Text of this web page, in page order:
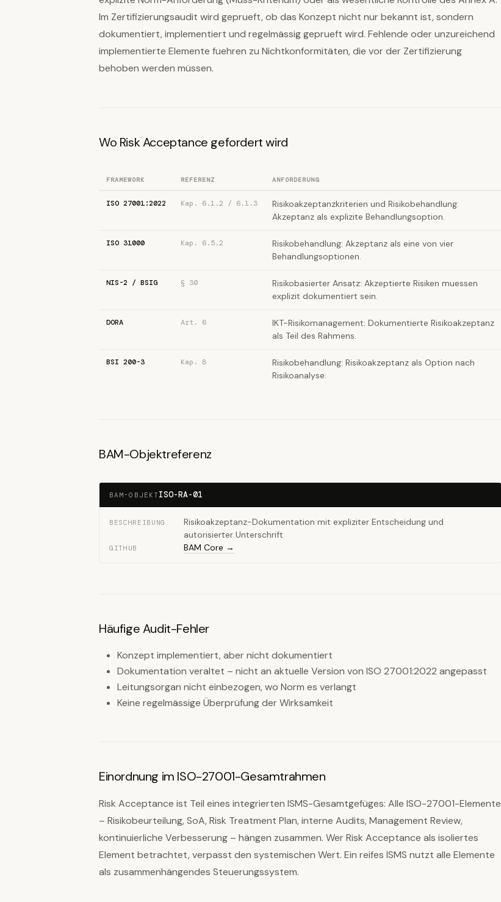
Im Zertifizierungsaudit wird geprueft, ob das Konzept nicht nur bekannt ist, sondern
dokumentiert, implementiert und regelmässig geprueft wird. Fehlende oder unzureichend
implementierte Elemente fuehren zu Nichtkonformitäten, die vor der Zertifizierung
behoben werden müssen.
Wo Risk Acceptance gefordert wird
FRAMEWORK REFERENZ ANFORDERUNG
ISO 27001:2022 Kap. 6.1.2 / 6.1.3
Risikoakzeptanzkriterien und Risikobehandlung:
Akzeptanz als explizite Behandlungsoption.
ISO 31000 Kap. 6.5.2
Risikobehandlung: Akzeptanz als eine von vier
Behandlungsoptionen.
NIS-2 / BSIG § 30
Risikobasierter Ansatz: Akzeptierte Risiken muessen
explizit dokumentiert sein.
DORA Art. 6
IKT-Risikomanagement: Dokumentierte Risikoakzeptanz
als Teil des Rahmens.
BSI 200-3 Kap. 8
Risikobehandlung: Risikoakzeptanz als Option nach
Risikoanalyse.
BAM-Objektreferenz
BAM-OBJEKT ISO-RA-01
BESCHREIBUNG
Risikoakzeptanz-Dokumentation mit expliziter Entscheidung und
autorisierter Unterschrift
GITHUB BAM Core →
Häufige Audit-Fehler
Konzept implementiert, aber nicht dokumentiert
Dokumentation veraltet – nicht an aktuelle Version von ISO 27001:2022 angepasst
Leitungsorgan nicht einbezogen, wo Norm es verlangt
Keine regelmässige Überprüfung der Wirksamkeit
Einordnung im ISO-27001-Gesamtrahmen
Risk Acceptance ist Teil eines integrierten ISMS-Gesamtgefüges: Alle ISO-27001-Elemente
– Risikobeurteilung, SoA, Risk Treatment Plan, interne Audits, Management Review,
kontinuierliche Verbesserung – hängen zusammen. Wer Risk Acceptance als isoliertes
Element betrachtet, verpasst den systemischen Wert. Ein reifes ISMS nutzt alle Elemente
als zusammenhängendes Steuerungssystem.